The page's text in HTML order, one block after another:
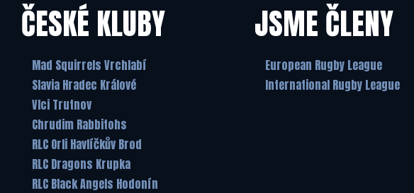
ČESKÉ KLUBY
Mad Squirrels Vrchlabí
Slavia Hradec Králové
Vlci Trutnov
Chrudim Rabbitohs
RLC Orli Havlíčkův Brod
RLC Dragons Krupka
RLC Black Angels Hodonín
JSME ČLENY
European Rugby League
International Rugby League